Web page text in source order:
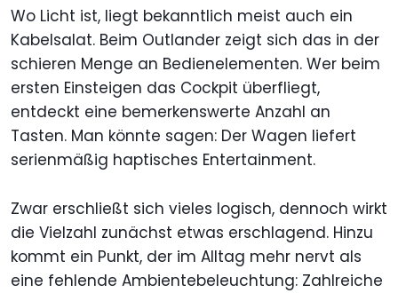
Wo Licht ist, liegt bekanntlich meist auch ein
Kabelsalat. Beim Outlander zeigt sich das in der
schieren Menge an Bedienelementen. Wer beim
ersten Einsteigen das Cockpit überfliegt,
entdeckt eine bemerkenswerte Anzahl an
Tasten. Man könnte sagen: Der Wagen liefert
serienmäßig haptisches Entertainment.
Zwar erschließt sich vieles logisch, dennoch wirkt
die Vielzahl zunächst etwas erschlagend. Hinzu
kommt ein Punkt, der im Alltag mehr nervt als
eine fehlende Ambientebeleuchtung: Zahlreiche